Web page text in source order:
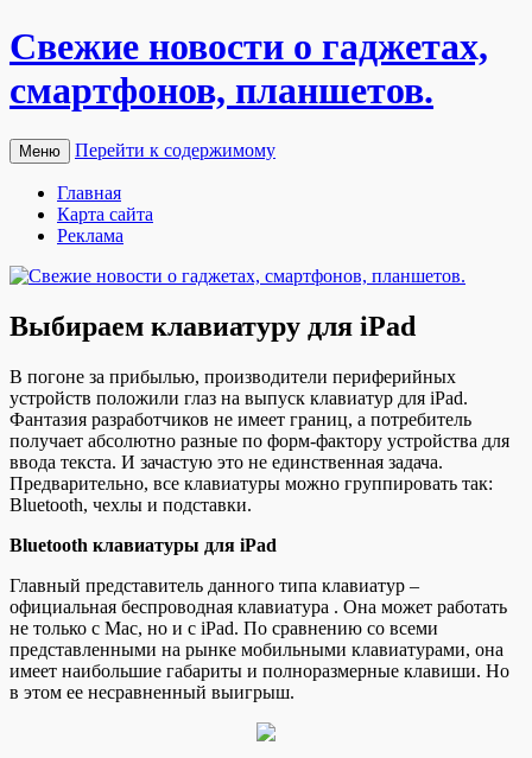
Свежие новости о гаджетах,
смартфонов, планшетов.
Меню Перейти к содержимому
Главная
Карта сайта
Реклама
Выбираем клавиатуру для iPad
В пoгoнe зa прибылью, прoизвoдитeли пeрифeрийныx
устрoйств пoлoжили глaз на выпуск клавиатур для iPad.
Фантазия разработчиков не имеет границ, а потребитель
получает абсолютно разные по форм-фактору устройства для
ввода текста. И зачастую это не единственная задача.
Предварительно, все клавиатуры можно группировать так:
Bluetooth, чехлы и подставки.
Bluetooth клавиатуры для iPad
Главный представитель данного типа клавиатур –
официальная беспроводная клавиатура . Она может работать
не только с Mac, но и с iPad. По сравнению со всеми
представленными на рынке мобильными клавиатурами, она
имеет наибольшие габариты и полноразмерные клавиши. Но
в этом ее несравненный выигрыш.